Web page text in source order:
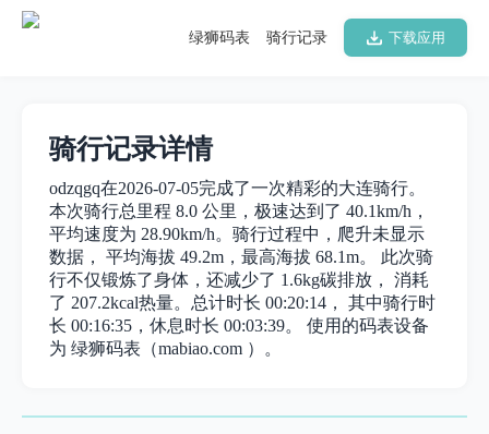
下载应用
骑行记录
绿狮码表
骑行记录详情
odzqgq在2026-07-05完成了一次精彩的大连骑行。
本次骑行总里程 8.0 公里，极速达到了 40.1km/h，
平均速度为 28.90km/h。骑行过程中，爬升未显示
数据， 平均海拔 49.2m，最高海拔 68.1m。 此次骑
行不仅锻炼了身体，还减少了 1.6kg碳排放， 消耗
了 207.2kcal热量。总计时长 00:20:14， 其中骑行时
长 00:16:35，休息时长 00:03:39。 使用的码表设备
为 绿狮码表（mabiao.com ）。